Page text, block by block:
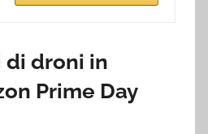
droni in
Prime Day